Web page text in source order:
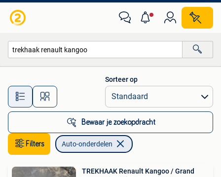
Alle afstanden…
Sorteer op
Bewaar je zoekopdracht
Filters Auto-onderdelen
TREKHAAK Renault Kangoo / Grand